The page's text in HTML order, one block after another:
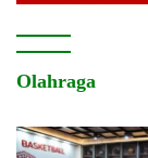
Olahraga